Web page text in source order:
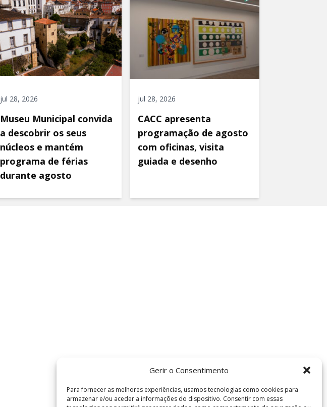
Gerir o Consentimento
Para fornecer as melhores experiências, usamos tecnologias como cookies para
armazenar e/ou aceder a informações do dispositivo. Consentir com essas
jul 28, 2026
Museu Municipal convida
a descobrir os seus
núcleos e mantém
programa de férias
durante agosto
jul 28, 2026
CACC apresenta
programação de agosto
com oficinas, visita
guiada e desenho